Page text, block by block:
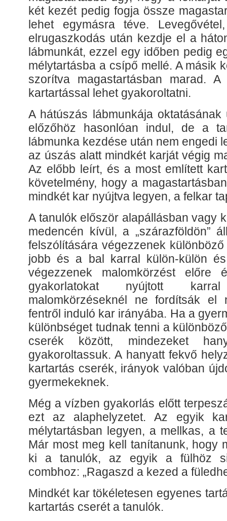
két kezét pedig fogja össze
lehet egymásra téve.
elrugaszkodás után kezdje el a
lábmunkát, ezzel egy időben pedig
mélytartásba a csípő mellé. A másik
szorítva magastartásban marad. A
kartartással lehet gyakoroltatni.
A hátúszás lábmunkája
előzőhöz hasonlóan indul, de a
lábmunka kezdése után nem engedi
az úszás alatt mindkét karját végig
Az előbb leírt, és a most említett
követelmény, hogy a
mindkét kar nyújtva legyen, a felkar
A tanulók először alapállásban vagy
medencén kívül, a „szárazföldön”
felszólítására végezzenek
jobb és a bal karral külön-külön
végezzenek malomkörzést előre
gyakorlatokat nyújtott
malomkörzéseknél ne fordítsák
fentről induló kar irányába. Ha a
különbséget tudnak tenni a
cserék között, mindezeket
gyakoroltassuk. A hanyatt fekvő
kartartás cserék, irányok valóban
gyermekeknek.
Még a vízben gyakorlás előtt
ezt az alaphelyzetet. Az egyik
mélytartásban legyen, a mellkas, a
Már most meg kell tanítanunk, hogy
ki a tanulók, az egyik a fülhöz
combhoz: „Ragaszd a kezed a
Mindkét kar tökéletesen egyenes
kartartás cserét a tanulók.